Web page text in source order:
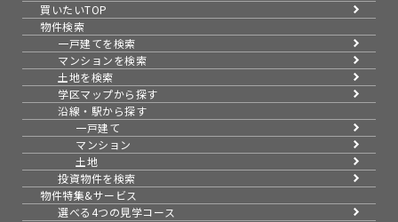
買いたいTOP
物件検索
一戸建てを検索
マンションを検索
土地を検索
学区マップから探す
沿線・駅から探す
一戸建て
マンション
土地
投資物件を検索
物件特集&サービス
選べる4つの見学コース